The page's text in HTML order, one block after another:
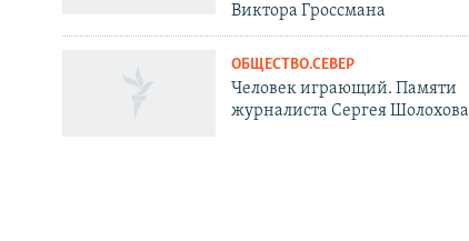
Виктора Гроссмана
ОБЩЕСТВО.СЕВЕР
Человек играющий. Памяти
журналиста Сергея Шолохова